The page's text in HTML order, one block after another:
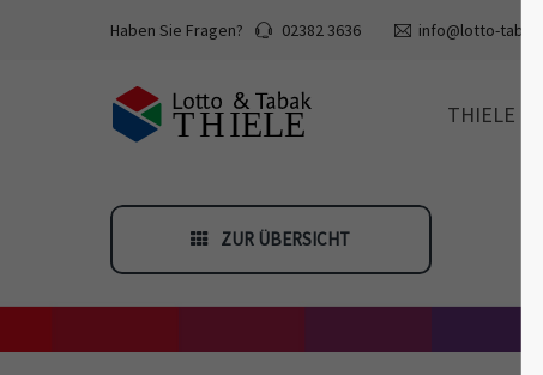
Haben Sie Fragen? 02382 3636 info@lotto-tabak-
THIELE
ZUR ÜBERSICHT